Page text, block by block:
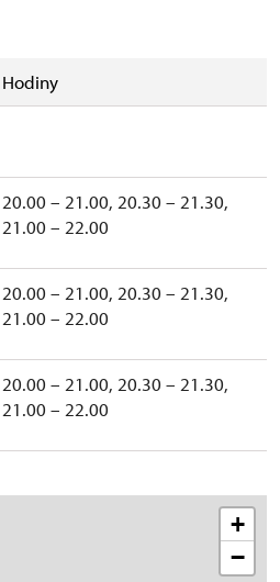
Hodiny
20.00 – 21.00, 20.30 – 21.30,
21.00 – 22.00
20.00 – 21.00, 20.30 – 21.30,
21.00 – 22.00
20.00 – 21.00, 20.30 – 21.30,
21.00 – 22.00
+
−